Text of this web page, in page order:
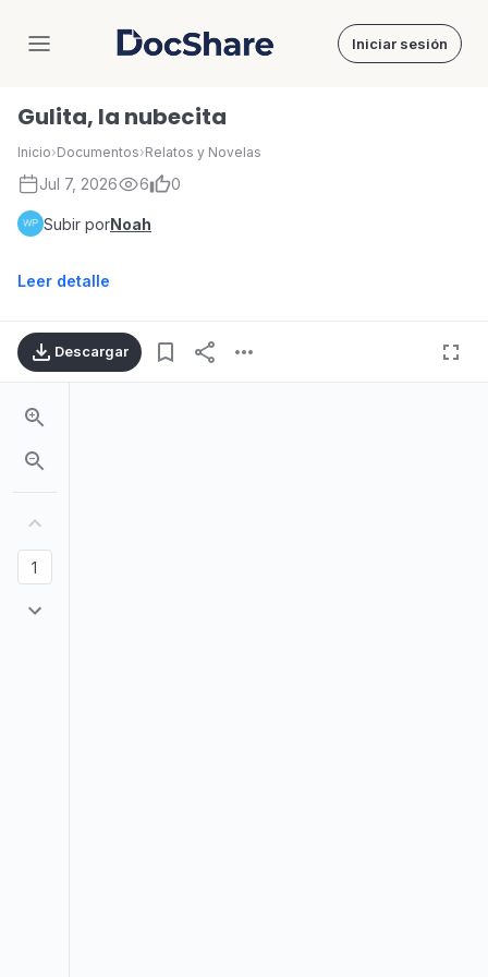
DocShare Iniciar sesión
Gulita, la nubecita
Inicio›Documentos›Relatos y Novelas
Jul 7, 2026 6 0
Subir porNoah
Leer detalle
Descargar